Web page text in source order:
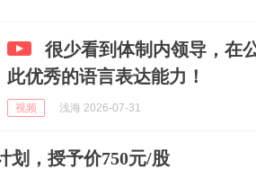
很少看到体制内领导，在
此优秀的语言表达能力！
视频 浅海 2026-07-31
划，授予价750元/股